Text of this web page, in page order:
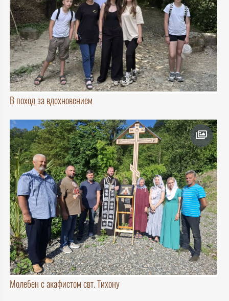
В поход за вдохновением
Молебен с акафистом свт. Тихону